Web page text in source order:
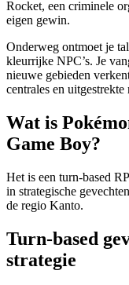
Rocket, een criminele
eigen gewin.
Onderweg ontmoet je
kleurrijke NPC’s. Je
nieuwe gebieden
centrales en
Wat is
Game Boy?
Het is een turn-based
in strategische
de regio Kanto.
Turn-based
strategie